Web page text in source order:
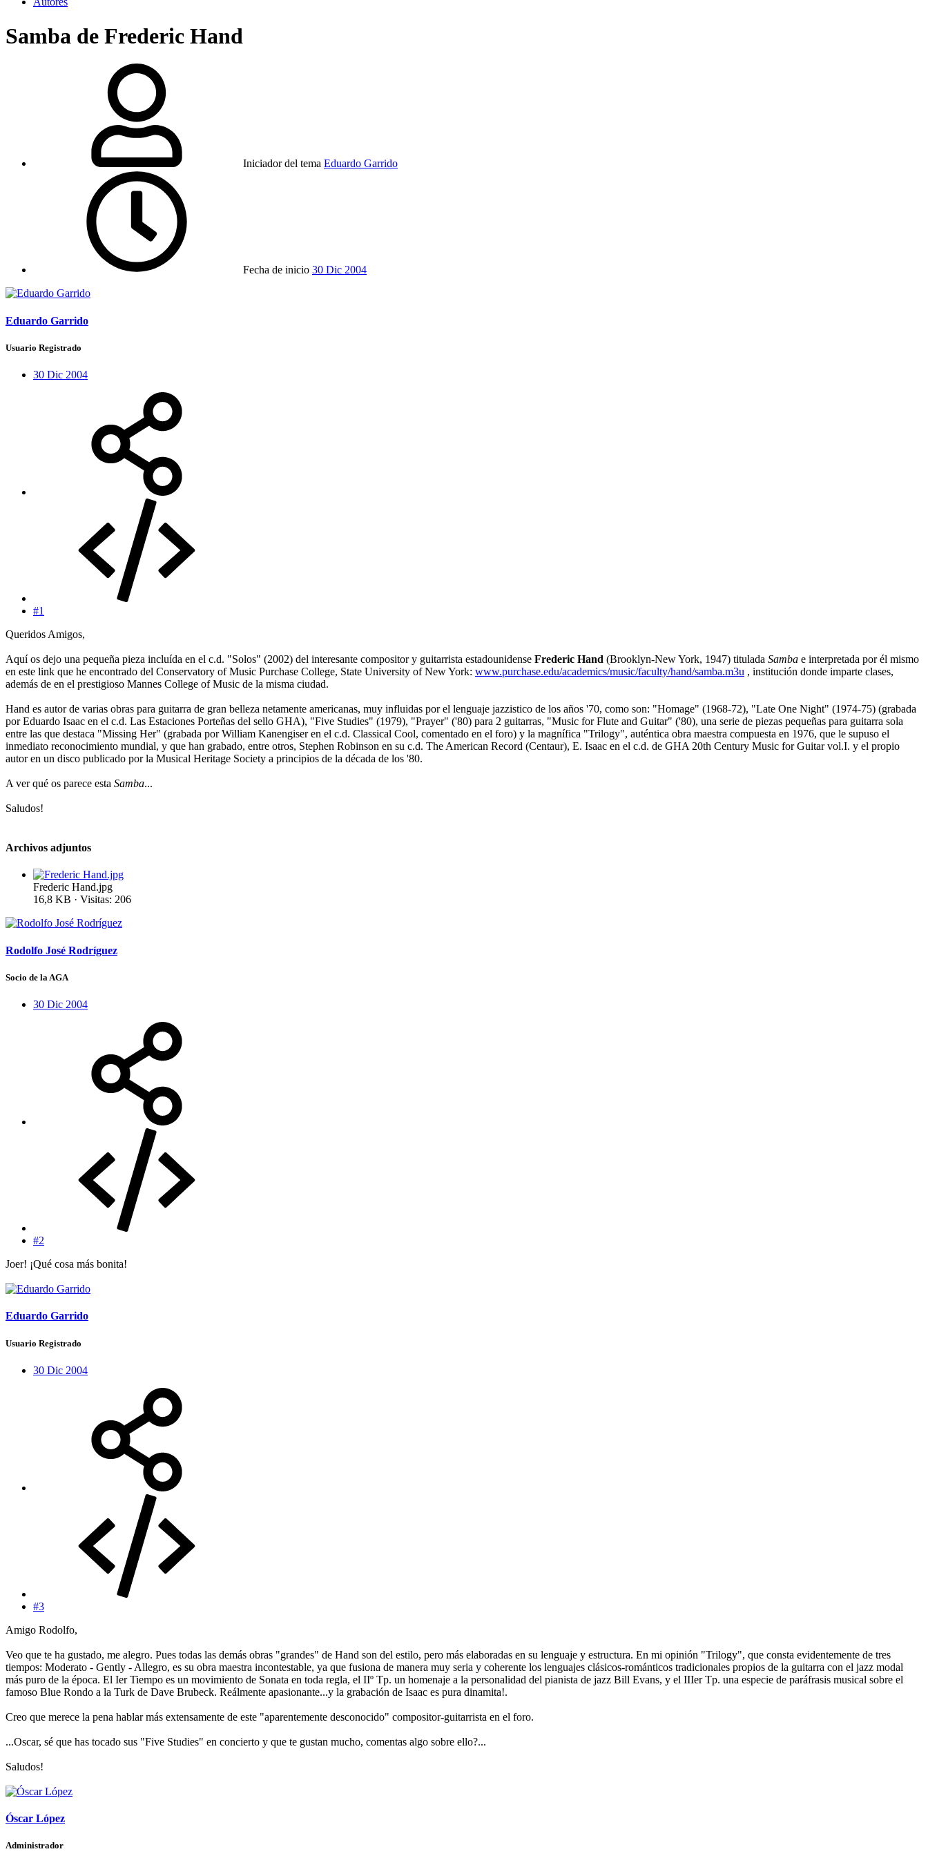
Samba de Frederic Hand
Iniciador del tema Eduardo Garrido
Fecha de inicio 30 Dic 2004
Eduardo Garrido
Usuario Registrado
30 Dic 2004
#1
Queridos Amigos,
Aquí os dejo una pequeña pieza incluída en el c.d. "Solos" (2002) del interesante compositor y guitarrista estadounidense Frederic Hand (Brooklyn-New York, 1947) titulada Samba e interpretada por él mismo
en este link que he encontrado del Conservatory of Music Purchase College, State University of New York: www.purchase.edu/academics/music/faculty/hand/samba.m3u , institución donde imparte clases,
además de en el prestigioso Mannes College of Music de la misma ciudad.
Hand es autor de varias obras para guitarra de gran belleza netamente americanas, muy influidas por el lenguaje jazzistico de los años '70, como son: "Homage" (1968-72), "Late One Night" (1974-75) (grabada
por Eduardo Isaac en el c.d. Las Estaciones Porteñas del sello GHA), "Five Studies" (1979), "Prayer" ('80) para 2 guitarras, "Music for Flute and Guitar" ('80), una serie de piezas pequeñas para guitarra sola
entre las que destaca "Missing Her" (grabada por William Kanengiser en el c.d. Classical Cool, comentado en el foro) y la magnífica "Trilogy", auténtica obra maestra compuesta en 1976, que le supuso el
inmediato reconocimiento mundial, y que han grabado, entre otros, Stephen Robinson en su c.d. The American Record (Centaur), E. Isaac en el c.d. de GHA 20th Century Music for Guitar vol.I. y el propio
autor en un disco publicado por la Musical Heritage Society a principios de la década de los '80.
A ver qué os parece esta Samba...
Saludos!
Archivos adjuntos
Frederic Hand.jpg
16,8 KB · Visitas: 206
Rodolfo José Rodríguez
Socio de la AGA
30 Dic 2004
#2
Joer! ¡Qué cosa más bonita!
Eduardo Garrido
Usuario Registrado
30 Dic 2004
#3
Amigo Rodolfo,
Veo que te ha gustado, me alegro. Pues todas las demás obras "grandes" de Hand son del estilo, pero más elaboradas en su lenguaje y estructura. En mi opinión "Trilogy", que consta evidentemente de tres
tiempos: Moderato - Gently - Allegro, es su obra maestra incontestable, ya que fusiona de manera muy seria y coherente los lenguajes clásicos-románticos tradicionales propios de la guitarra con el jazz modal
más puro de la época. El Ier Tiempo es un movimiento de Sonata en toda regla, el IIº Tp. un homenaje a la personalidad del pianista de jazz Bill Evans, y el IIIer Tp. una especie de paráfrasis musical sobre el
famoso Blue Rondo a la Turk de Dave Brubeck. Reálmente apasionante...y la grabación de Isaac es pura dinamita!.
Creo que merece la pena hablar más extensamente de este "aparentemente desconocido" compositor-guitarrista en el foro.
...Oscar, sé que has tocado sus "Five Studies" en concierto y que te gustan mucho, comentas algo sobre ello?...
Saludos!
Óscar López
Administrador